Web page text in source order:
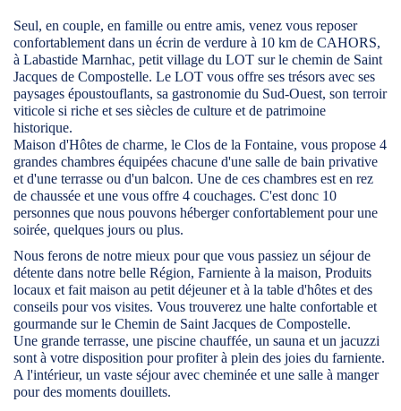
Seul, en couple, en famille ou entre amis, venez vous reposer
confortablement dans un écrin de verdure à 10 km de CAHORS,
à Labastide Marnhac, petit village du LOT sur le chemin de Saint
Jacques de Compostelle. Le LOT vous offre ses trésors avec ses
paysages époustouflants, sa gastronomie du Sud-Ouest, son terroir
viticole si riche et ses siècles de culture et de patrimoine
historique.
Maison d'Hôtes de charme, le Clos de la Fontaine, vous propose 4
grandes chambres équipées chacune d'une salle de bain privative
et d'une terrasse ou d'un balcon. Une de ces chambres est en rez
de chaussée et une vous offre 4 couchages. C'est donc 10
personnes que nous pouvons héberger confortablement pour une
soirée, quelques jours ou plus.
Nous ferons de notre mieux pour que vous passiez un séjour de
détente dans notre belle Région, Farniente à la maison, Produits
locaux et fait maison au petit déjeuner et à la table d'hôtes et des
conseils pour vos visites. Vous trouverez une halte confortable et
gourmande sur le Chemin de Saint Jacques de Compostelle.
Une grande terrasse, une piscine chauffée, un sauna et un jacuzzi
sont à votre disposition pour profiter à plein des joies du farniente.
A l'intérieur, un vaste séjour avec cheminée et une salle à manger
pour des moments douillets.